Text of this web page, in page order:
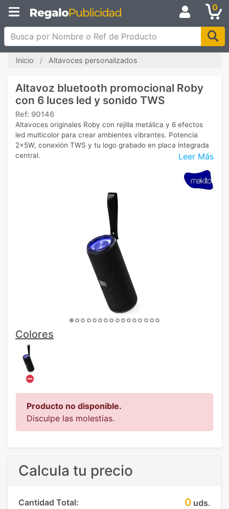
0
Busca por Nombre o Ref de Producto
Inicio Altavoces personalizados
Altavoz bluetooth promocional Roby
con 6 luces led y sonido TWS
Ref: 90146
Leer Más
Altavoces originales Roby con rejilla metálica y 6 efectos
led multicolor para crear ambientes vibrantes. Potencia
2x5W, conexión TWS y tu logo grabado en placa integrada
central.
Colores
Producto no disponible.
Disculpe las molestias.
Calcula tu precio
Cantidad Total: 0 uds.